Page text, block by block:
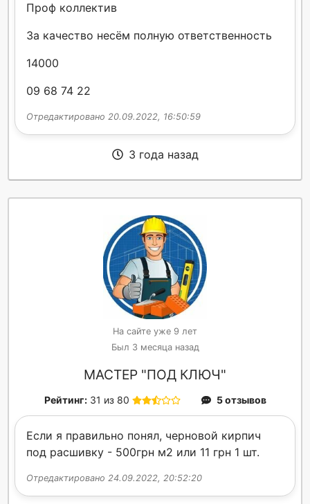
Проф коллектив
За качество несём полную ответственность
14000
09 68 74 22
Отредактировано 20.09.2022, 16:50:59
3 года назад
На сайте уже 9 лет
Был 3 месяца назад
МАСТЕР "ПОД КЛЮЧ"
Рейтинг: 31 из 80 5 отзывов
Если я правильно понял, черновой кирпич
под расшивку - 500грн м2 или 11 грн 1 шт.
Отредактировано 24.09.2022, 20:52:20